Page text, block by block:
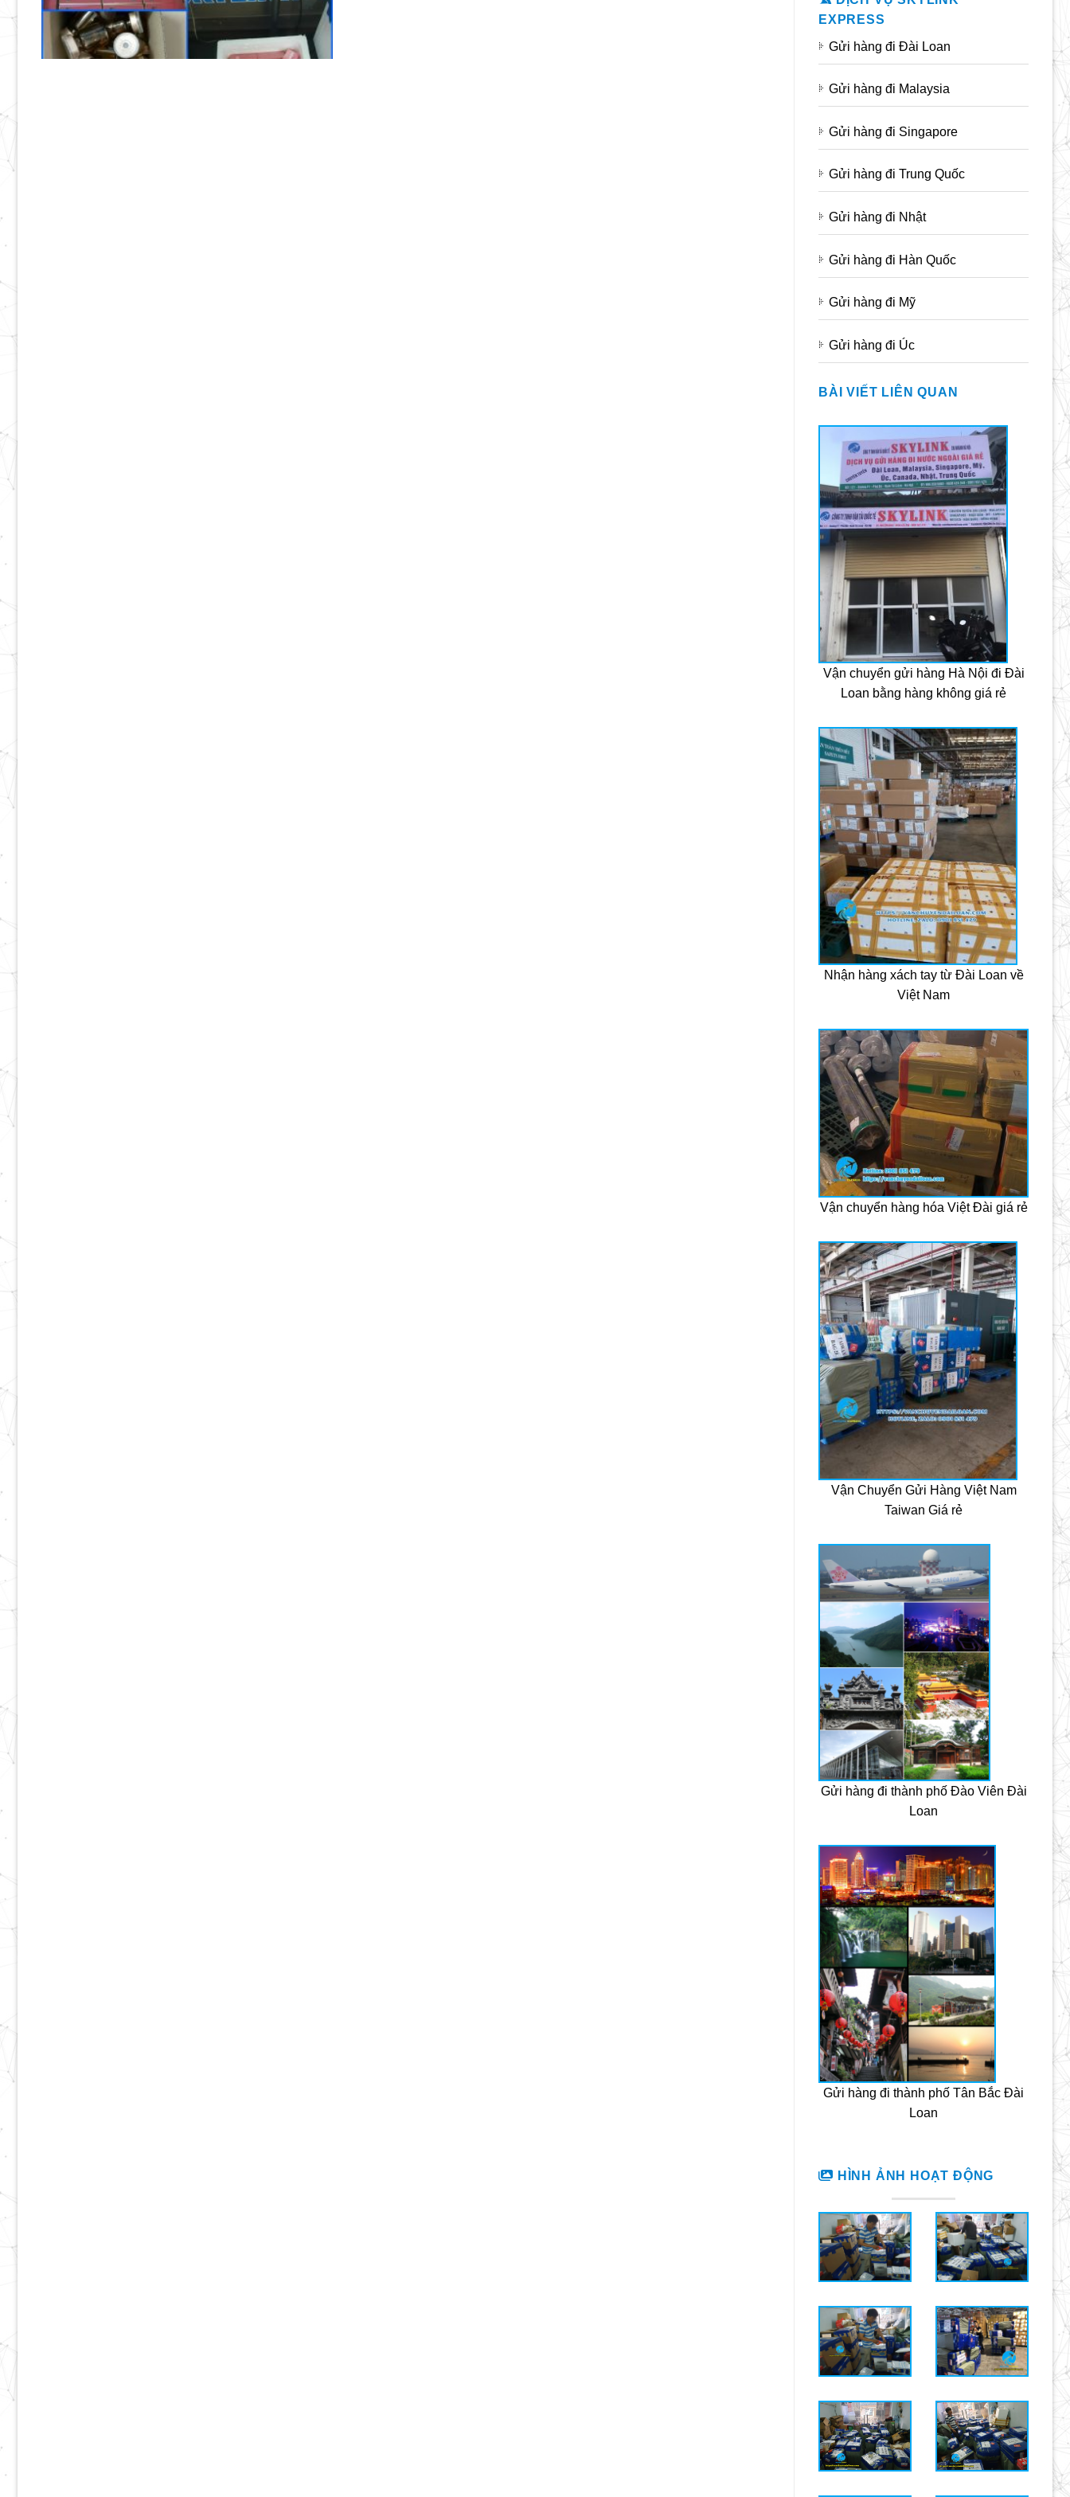
EXPRESS
Gửi hàng đi Đài Loan
Gửi hàng đi Malaysia
Gửi hàng đi Singapore
Gửi hàng đi Trung Quốc
Gửi hàng đi Nhật
Gửi hàng đi Hàn Quốc
Gửi hàng đi Mỹ
Gửi hàng đi Úc
BÀI VIẾT LIÊN QUAN
Vận chuyển gửi hàng Hà Nội đi Đài
Loan bằng hàng không giá rẻ
Nhận hàng xách tay từ Đài Loan về
Việt Nam
Vận chuyển hàng hóa Việt Đài giá rẻ
Vận Chuyển Gửi Hàng Việt Nam
Taiwan Giá rẻ
Gửi hàng đi thành phố Đào Viên Đài
Loan
Gửi hàng đi thành phố Tân Bắc Đài
Loan
HÌNH ẢNH HOẠT ĐỘNG